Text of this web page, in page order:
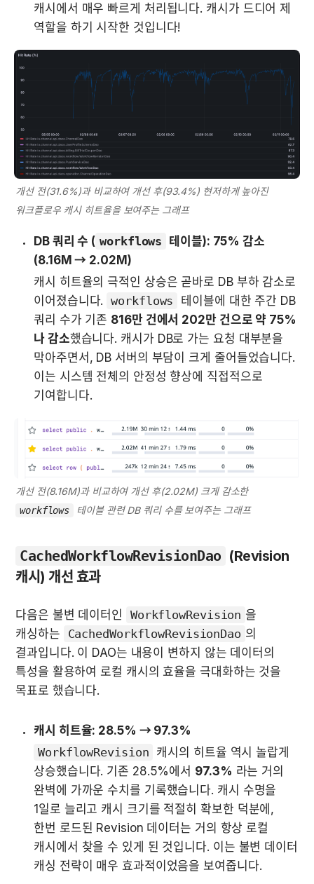
캐시에서 매우 빠르게 처리됩니다. 캐시가 드디어 제
역할을 하기 시작한 것입니다!
개선 전(31.6%)과 비교하여 개선 후(93.4%) 현저하게 높아진
워크플로우 캐시 히트율을 보여주는 그래프
DB 쿼리 수 ( workflows 테이블): 75% 감소
(8.16M → 2.02M)
캐시 히트율의 극적인 상승은 곧바로 DB 부하 감소로
이어졌습니다.
workflows
테이블에 대한 주간 DB
쿼리 수가 기존 816만 건에서 202만 건으로 약 75%
나 감소했습니다. 캐시가 DB로 가는 요청 대부분을
막아주면서, DB 서버의 부담이 크게 줄어들었습니다.
이는 시스템 전체의 안정성 향상에 직접적으로
기여합니다.
개선 전(8.16M)과 비교하여 개선 후(2.02M) 크게 감소한
workflows 테이블 관련 DB 쿼리 수를 보여주는 그래프
CachedWorkflowRevisionDao (Revision
캐시) 개선 효과
다음은 불변 데이터인 WorkflowRevision 을
캐싱하는
CachedWorkflowRevisionDao 의
결과입니다. 이 DAO는 내용이 변하지 않는 데이터의
특성을 활용하여 로컬 캐시의 효율을 극대화하는 것을
목표로 했습니다.
캐시 히트율: 28.5% → 97.3%
WorkflowRevision 캐시의 히트율 역시 놀랍게
상승했습니다. 기존 28.5%에서 97.3% 라는 거의
완벽에 가까운 수치를 기록했습니다. 캐시 수명을
1일로 늘리고 캐시 크기를 적절히 확보한 덕분에,
한번 로드된 Revision 데이터는 거의 항상 로컬
캐시에서 찾을 수 있게 된 것입니다. 이는 불변 데이터
캐싱 전략이 매우 효과적이었음을 보여줍니다.